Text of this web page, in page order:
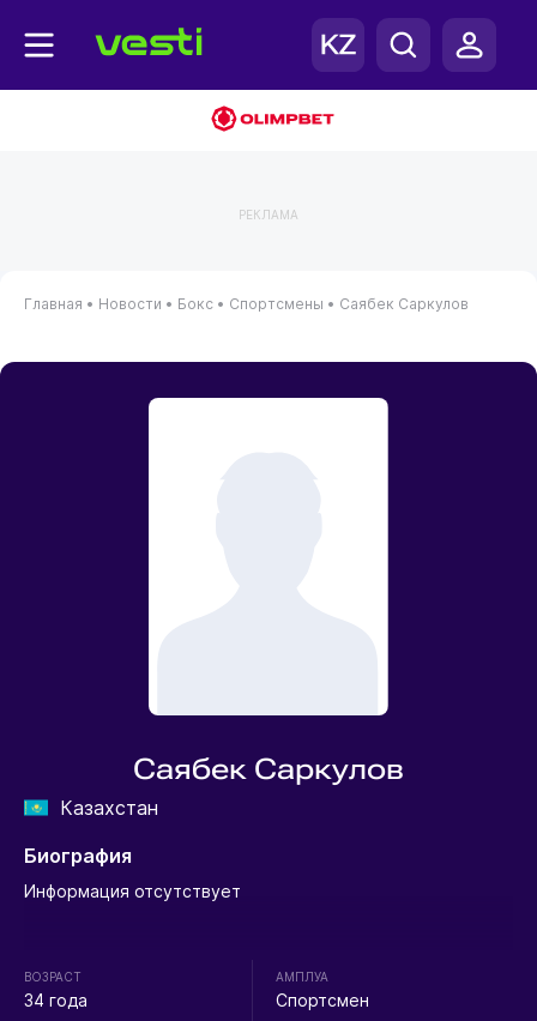
РЕКЛАМА
Главная • Новости • Бокс• Спортсмены • Саябек Саркулов
Саябек Саркулов
Казахстан
Биография
Информация отсутствует
ВОЗРАСТ
34 года
АМПЛУА
Спортсмен